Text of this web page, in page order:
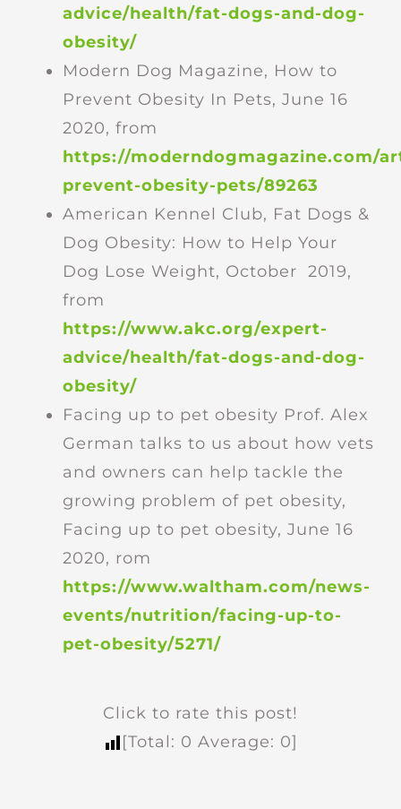
advice/health/fat-dogs-and-dog-
obesity/
Modern Dog Magazine, How to
Prevent Obesity In Pets, June 16
2020, from
https://moderndogmagazine.com/
prevent-obesity-pets/89263
American Kennel Club, Fat Dogs &
Dog Obesity: How to Help Your
Dog Lose Weight, October 2019,
from
https://www.akc.org/expert-
advice/health/fat-dogs-and-dog-
obesity/
Facing up to pet obesity Prof. Alex
German talks to us about how vets
and owners can help tackle the
growing problem of pet obesity,
Facing up to pet obesity, June 16
2020, rom
https://www.waltham.com/news-
events/nutrition/facing-up-to-
pet-obesity/5271/
Click to rate this post!
[Total: 0 Average: 0]